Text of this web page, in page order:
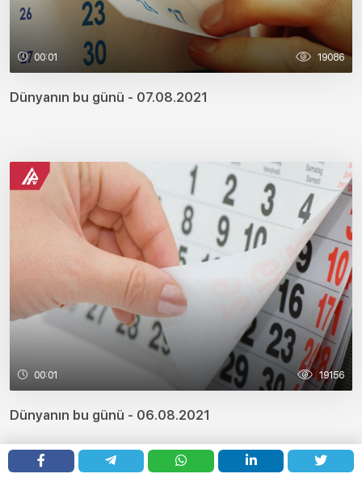
00:01 19086
Dünyanın bu günü - 07.08.2021
00:01 19156
Dünyanın bu günü - 06.08.2021